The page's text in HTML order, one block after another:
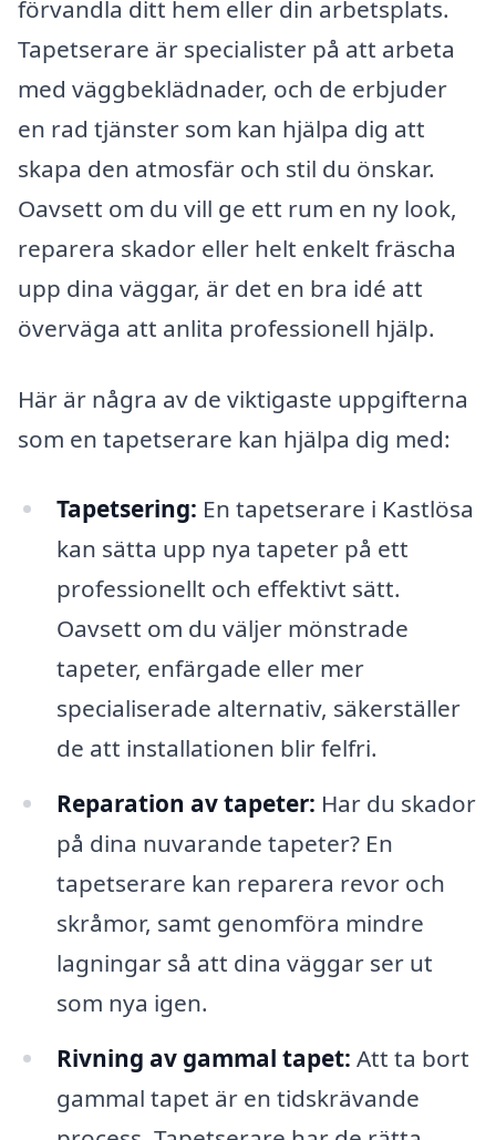
förvandla ditt hem eller din arbetsplats.
Tapetserare är specialister på att arbeta
med väggbeklädnader, och de erbjuder
en rad tjänster som kan hjälpa dig att
skapa den atmosfär och stil du önskar.
Oavsett om du vill ge ett rum en ny look,
reparera skador eller helt enkelt fräscha
upp dina väggar, är det en bra idé att
överväga att anlita professionell hjälp.
Här är några av de viktigaste uppgifterna
som en tapetserare kan hjälpa dig med:
Tapetsering: En tapetserare i Kastlösa
kan sätta upp nya tapeter på ett
professionellt och effektivt sätt.
Oavsett om du väljer mönstrade
tapeter, enfärgade eller mer
specialiserade alternativ, säkerställer
de att installationen blir felfri.
Reparation av tapeter: Har du skador
på dina nuvarande tapeter? En
tapetserare kan reparera revor och
skråmor, samt genomföra mindre
lagningar så att dina väggar ser ut
som nya igen.
Rivning av gammal tapet: Att ta bort
gammal tapet är en tidskrävande